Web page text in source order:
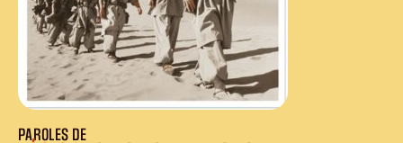
PAROLES DE